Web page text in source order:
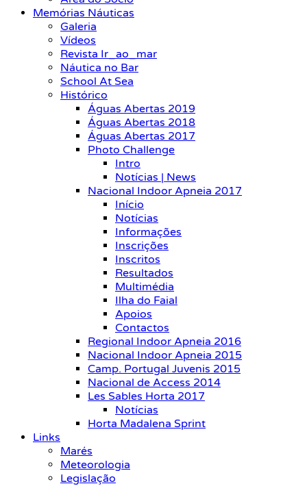
Memórias Náuticas
Galeria
Vídeos
Revista Ir_ao_mar
Náutica no Bar
School At Sea
Histórico
Águas Abertas 2019
Águas Abertas 2018
Águas Abertas 2017
Photo Challenge
Intro
Notícias | News
Nacional Indoor Apneia 2017
Início
Notícias
Informações
Inscrições
Inscritos
Resultados
Multimédia
Ilha do Faial
Apoios
Contactos
Regional Indoor Apneia 2016
Nacional Indoor Apneia 2015
Camp. Portugal Juvenis 2015
Nacional de Access 2014
Les Sables Horta 2017
Notícias
Horta Madalena Sprint
Links
Marés
Meteorologia
Legislação